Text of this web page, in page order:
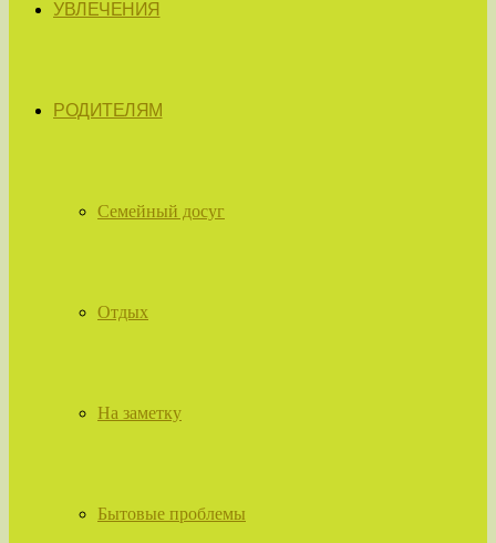
УВЛЕЧЕНИЯ
РОДИТЕЛЯМ
Семейный досуг
Отдых
На заметку
Бытовые проблемы